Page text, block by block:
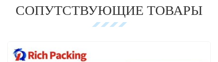
СОПУТСТВУЮЩИЕ ТОВАРЫ